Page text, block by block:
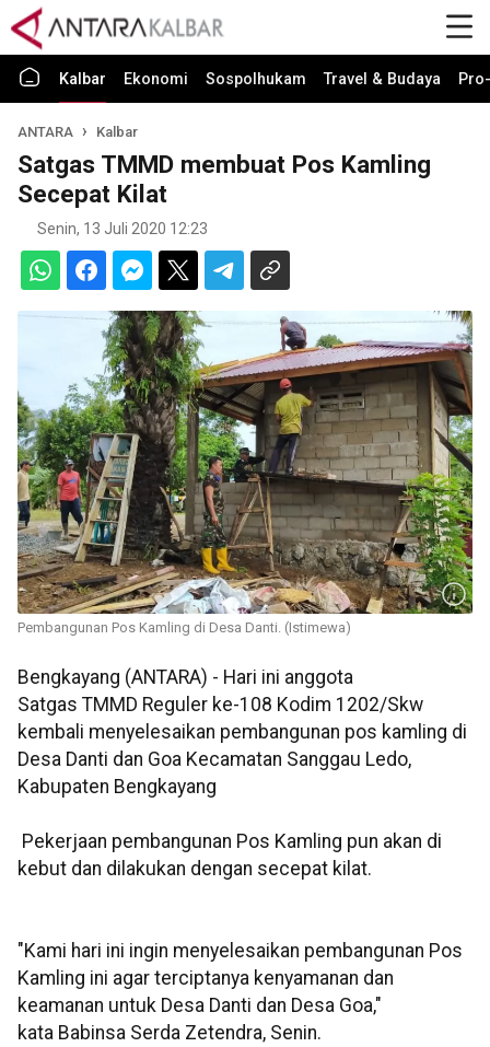
Kalbar Ekonomi Sospolhukam Travel & Budaya
ANTARA Kalbar
Satgas TMMD membuat Pos Kamling
Secepat Kilat
Senin, 13 Juli 2020 12:23
Pembangunan Pos Kamling di Desa Danti. (Istimewa)
Bengkayang (ANTARA) - Hari ini anggota
Satgas TMMD Reguler ke-108 Kodim 1202/Skw
kembali menyelesaikan pembangunan pos kamling di
Desa Danti dan Goa Kecamatan Sanggau Ledo,
Kabupaten Bengkayang
Pekerjaan pembangunan Pos Kamling pun akan di
kebut dan dilakukan dengan secepat kilat.
"Kami hari ini ingin menyelesaikan pembangunan Pos
Kamling ini agar terciptanya kenyamanan dan
keamanan untuk Desa Danti dan Desa Goa,"
kata Babinsa Serda Zetendra, Senin.